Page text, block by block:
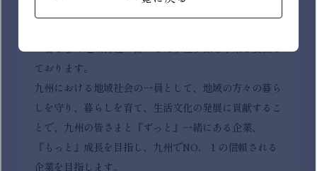
心に【生活インフラ業】として常に地域に根ざした経営
お客さまの地域特性に合わせた多種多様な事業を展開し
ております。
九州における地域社会の一員として、地域の方々の暮ら
しを守り、暮らしを育て、生活文化の発展に貢献するこ
とで、九州の皆さまと『ずっと』一緒にある企業、
『もっと』成長を目指し、九州でNO．１の信頼される
企業を目指します。